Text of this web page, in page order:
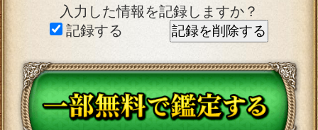
定結果のすべてをご覧になれます。
※「鑑定する（有料）」を選択した場合、鑑定結果
の一部を無料で見ることはできません。
動作環境
この占い番組は、次の環境でご利用くださ
い。
＜OS＞